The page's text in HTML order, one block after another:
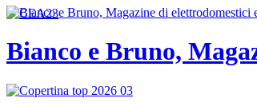
Bianco e Bruno,